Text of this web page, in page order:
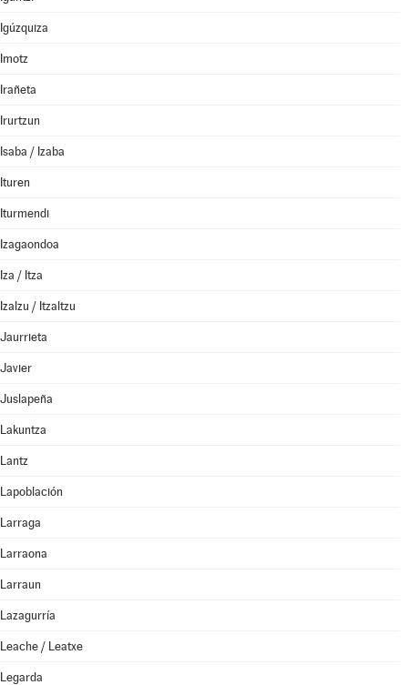
Igúzquiza
Imotz
Irañeta
Irurtzun
Isaba / Izaba
Ituren
Iturmendi
Izagaondoa
Iza / Itza
Izalzu / Itzaltzu
Jaurrieta
Javier
Juslapeña
Lakuntza
Lantz
Lapoblación
Larraga
Larraona
Larraun
Lazagurría
Leache / Leatxe
Legarda